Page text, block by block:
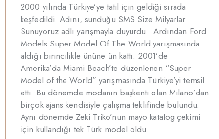
2000 yılında Türkiye’ye tatil için geldiği sırada
keşfedildi. Adını, sunduğu SMS Size Milyarlar
Sunuyoruz adlı yarışmayla duyurdu. Ardından Ford
Models Super Model Of The World yarışmasında
aldığı birincilikle ününe ün kattı. 2001’de
Amerika’da Miami Beach’te düzenlenen “Super
Model of the World” yarışmasında Türkiye’yi temsil
etti. Bu dönemde modanın başkenti olan Milano’dan
birçok ajans kendisiyle çalışma teklifinde bulundu.
Aynı dönemde Zeki Triko’nun mayo katalog çekimi
için kullandığı tek Türk model oldu.